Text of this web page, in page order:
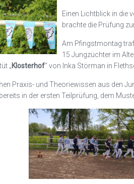
Einen Lichtblick in die
brachte die Prüfung
Am Pfingstmontag
15 Jungzüchter im
„Klosterhof“ von Inka Störman in
Praxis- und Theoriewissen aus den
in der ersten Teilprüfung, dem